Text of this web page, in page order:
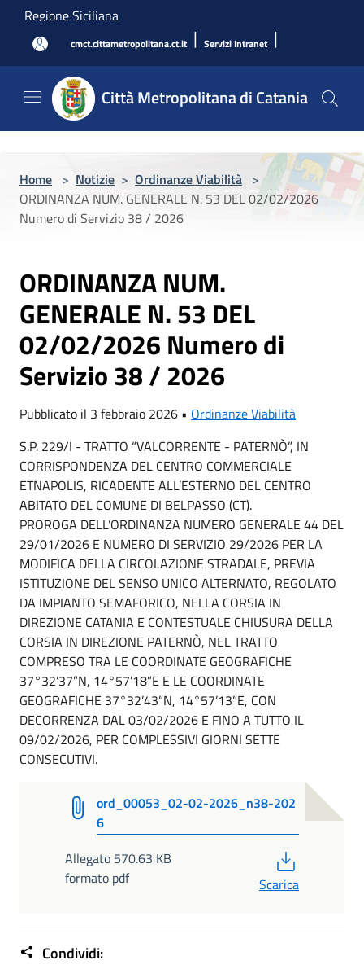
Salta al contenuto principale
Regione Siciliana
cmct.cittametropolitana.ct.it | Servizi Intranet |
Città Metropolitana di Catania
Home > Notizie > Ordinanze Viabilità >
ORDINANZA NUM. GENERALE N. 53 DEL 02/02/2026
Numero di Servizio 38 / 2026
ORDINANZA NUM.
GENERALE N. 53 DEL
02/02/2026 Numero di
Servizio 38 / 2026
Pubblicato il 3 febbraio 2026 • Ordinanze Viabilità
S.P. 229/I - TRATTO “VALCORRENTE - PATERNÒ”, IN
CORRISPONDENZA DEL CENTRO COMMERCIALE
ETNAPOLIS, RICADENTE ALL’ESTERNO DEL CENTRO
ABITATO DEL COMUNE DI BELPASSO (CT).
PROROGA DELL’ORDINANZA NUMERO GENERALE 44 DEL
29/01/2026 E NUMERO DI SERVIZIO 29/2026 PER LA
MODIFICA DELLA CIRCOLAZIONE STRADALE, PREVIA
ISTITUZIONE DEL SENSO UNICO ALTERNATO, REGOLATO
DA IMPIANTO SEMAFORICO, NELLA CORSIA IN
DIREZIONE CATANIA E CONTESTUALE CHIUSURA DELLA
CORSIA IN DIREZIONE PATERNÒ, NEL TRATTO
COMPRESO TRA LE COORDINATE GEOGRAFICHE
37°32’37”N, 14°57’18”E E LE COORDINATE
GEOGRAFICHE 37°32’43”N, 14°57’13”E, CON
DECORRENZA DAL 03/02/2026 E FINO A TUTTO IL
09/02/2026, PER COMPLESSIVI GIORNI SETTE
CONSECUTIVI.
ord_00053_02-02-2026_n38-202
6
Allegato 570.63 KB
formato pdf
Scarica
Condividi: